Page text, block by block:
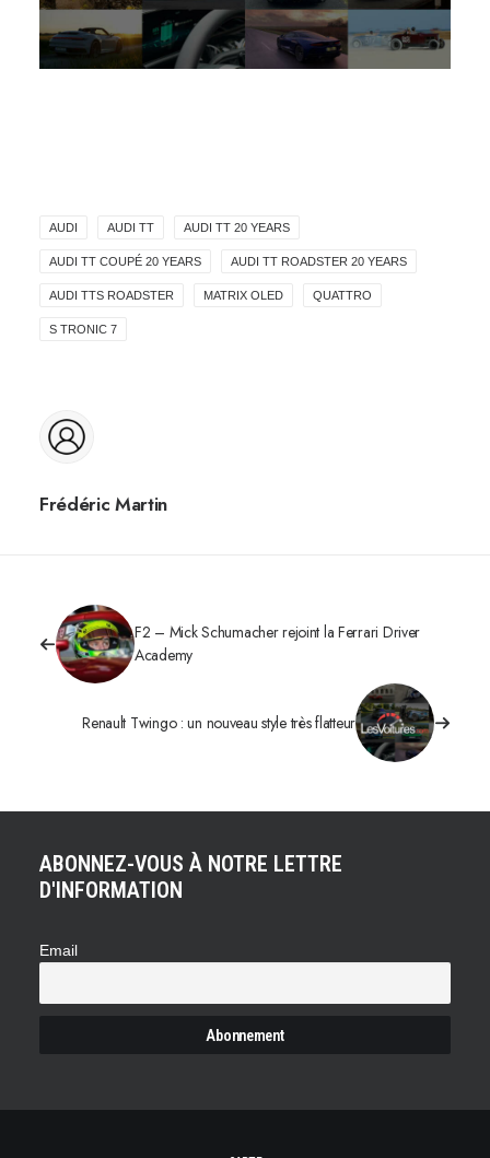
AUDI AUDI TT AUDI TT 20 YEARS
AUDI TT COUPÉ 20 YEARS AUDI TT ROADSTER 20 YEARS
AUDI TTS ROADSTER MATRIX OLED QUATTRO
S TRONIC 7
Frédéric Martin
F2 – Mick Schumacher rejoint la Ferrari Driver
Academy
Renault Twingo : un nouveau style très flatteur
ABONNEZ-VOUS À NOTRE LETTRE
D'INFORMATION
Email